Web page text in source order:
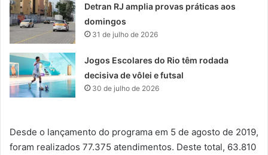
Detran RJ amplia provas práticas aos
domingos
31 de julho de 2026
Jogos Escolares do Rio têm rodada
decisiva de vôlei e futsal
30 de julho de 2026
Desde o lançamento do programa em 5 de agosto de 2019,
foram realizados 77.375 atendimentos. Deste total, 63.810